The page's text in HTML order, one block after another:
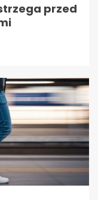
przed